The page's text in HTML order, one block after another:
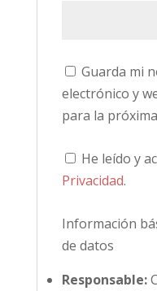
Guarda mi
electrónico y
para la
He leído y
Privacidad.
Información
de datos
Responsable: